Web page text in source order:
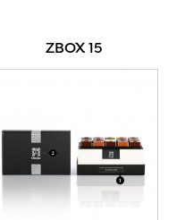
ZBOX 15